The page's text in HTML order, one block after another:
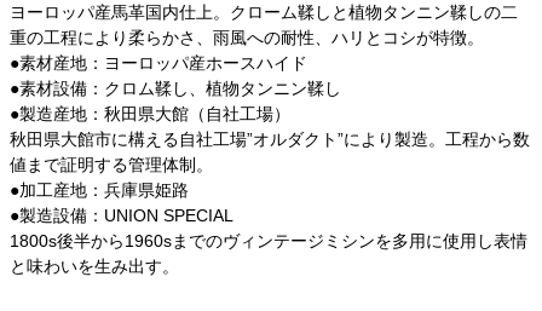
ヨーロッパ産馬革国内仕上。クローム鞣しと植物タンニン鞣しの二
重の工程により柔らかさ、雨風への耐性、ハリとコシが特徴。
●素材産地：ヨーロッパ産ホースハイド
●素材設備：クロム鞣し、植物タンニン鞣し
●製造産地：秋田県大館（自社工場）
秋田県大館市に構える自社工場”オルダクト”により製造。工程から数
値まで証明する管理体制。
●加工産地：兵庫県姫路
●製造設備：UNION SPECIAL
1800s後半から1960sまでのヴィンテージミシンを多用に使用し表情
と味わいを生み出す。